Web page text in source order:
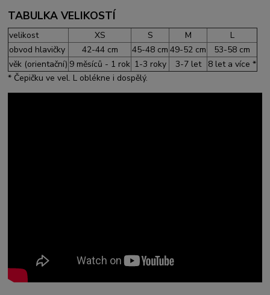
TABULKA VELIKOSTÍ
velikost XS S M
L
obvod hlavičky
42-44 cm 45-48 cm 49-52 cm
53-58 cm
věk (orientační) 9 měsíců - 1 rok 1-3 roky 3-7 let
8 let a více *
* Čepičku ve vel. L oblékne i dospělý.